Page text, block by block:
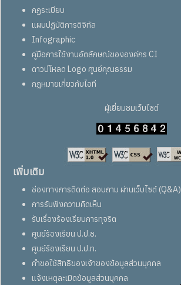
กฏระเบียบ
แผนปฏิบัติการดิจิทัล
Infographic
คู่มือการใช้งานอัตลักษณ์ขององค์กร CI
ดาวน์โหลด Logo ศูนย์คุณธรรม
กฎหมายเกี่ยวกับไอที
ผู้เยี่ยมชมเว็บไซต์
เพิ่มเติม
ช่องทางการติดต่อ สอบถาม ผ่านเว็บไซต์ (Q&A)
การรับฟังความคิดเห็น
รับเรื่องร้องเรียนการทุจริต
ศูนย์ร้องเรียน ป.ป.ช.
ศูนย์ร้องเรียน ป.ป.ท.
คำขอใช้สิทธิของเจ้าของข้อมูลส่วนบุคคล
แจ้งเหตุละเมิดข้อมูลส่วนบุคคล